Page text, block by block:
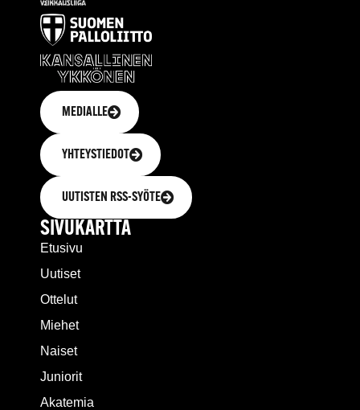
MEDIALLE
YHTEYSTIEDOT
UUTISTEN RSS-SYÖTE
SIVUKARTTA
Etusivu
Uutiset
Ottelut
Miehet
Naiset
Juniorit
Akatemia